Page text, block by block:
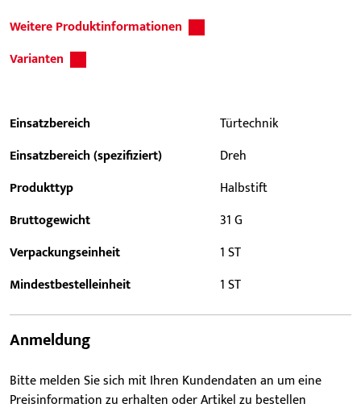
Weitere Produktinformationen
Varianten
Einsatzbereich
Türtechnik
Einsatzbereich (spezifiziert)
Dreh
Produkttyp
Halbstift
Bruttogewicht
31 G
Verpackungseinheit
1 ST
Mindestbestelleinheit
1 ST
Anmeldung
Bitte melden Sie sich mit Ihren Kundendaten an um eine
Preisinformation zu erhalten oder Artikel zu bestellen